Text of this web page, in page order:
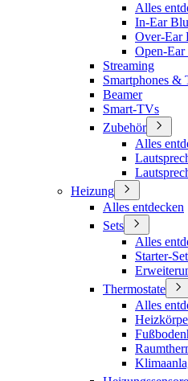
Alles
In-Ear
Over-Ear
Open-
Streaming
Smartphones &
Beamer
Smart-TVs
Zubehör
Alles
Heizung
Alles entdecken
Sets
Alles
Starter-
Thermostate
Alles